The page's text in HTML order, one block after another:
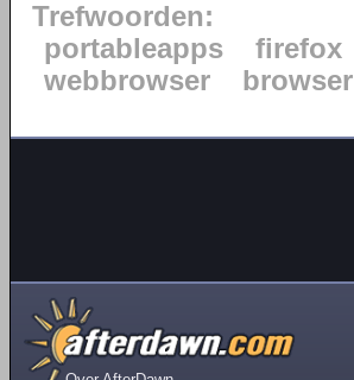
Trefwoorden:
portableapps
firefox
webbrowser
browser